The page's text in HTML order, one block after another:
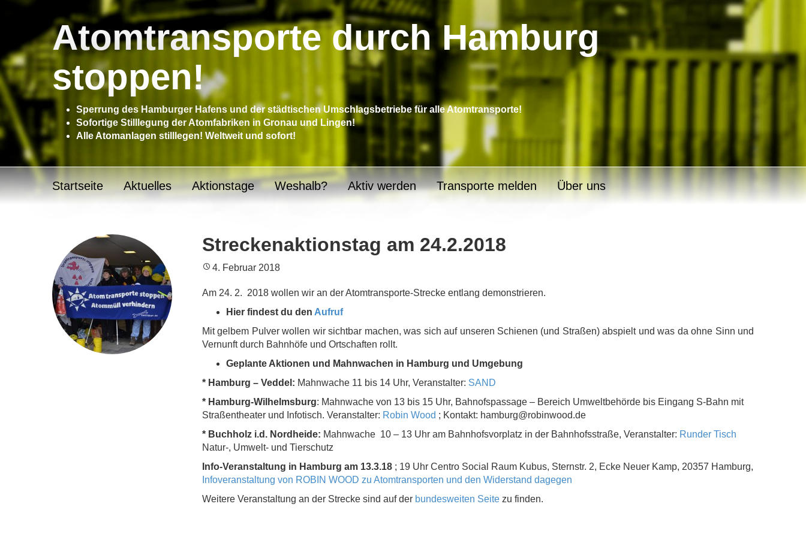
Atomtransporte durch Hamburg
stoppen!
Sperrung des Hamburger Hafens und der städtischen Umschlagsbetriebe für alle Atomtransporte!
Sofortige Stilllegung der Atomfabriken in Gronau und Lingen!
Alle Atomanlagen stilllegen! Weltweit und sofort!
Startseite Aktuelles Aktionstage Weshalb? Aktiv werden Transporte melden Über uns
Streckenaktionstag am 24.2.2018
4. Februar 2018
Am 24. 2. 2018 wollen wir an der Atomtransporte-Strecke entlang demonstrieren.
Hier findest du den Aufruf
Mit gelbem Pulver wollen wir sichtbar machen, was sich auf unseren Schienen (und Straßen) abspielt und was da ohne Sinn und
Vernunft durch Bahnhöfe und Ortschaften rollt.
Geplante Aktionen und Mahnwachen in Hamburg und Umgebung
* Hamburg – Veddel: Mahnwache 11 bis 14 Uhr, Veranstalter: SAND
* Hamburg-Wilhelmsburg: Mahnwache von 13 bis 15 Uhr, Bahnofspassage – Bereich Umweltbehörde bis Eingang S-Bahn mit
Straßentheater und Infotisch. Veranstalter: Robin Wood ; Kontakt: hamburg@robinwood.de
* Buchholz i.d. Nordheide: Mahnwache 10 – 13 Uhr am Bahnhofsvorplatz in der Bahnhofsstraße, Veranstalter: Runder Tisch
Natur-, Umwelt- und Tierschutz
Info-Veranstaltung in Hamburg am 13.3.18 ; 19 Uhr Centro Social Raum Kubus, Sternstr. 2, Ecke Neuer Kamp, 20357 Hamburg,
Infoveranstaltung von ROBIN WOOD zu Atomtransporten und den Widerstand dagegen
Weitere Veranstaltung an der Strecke sind auf der bundesweiten Seite zu finden.